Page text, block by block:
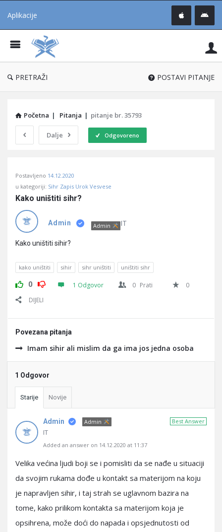
Aplikacije
®
PRETRAŽI POSTAVI PITANJE
Početna | Pitanja | pitanje br. 35793
Dalje Odgovoreno
Učene
Latest
Pitanja
Postavljeno 14.12.2020
u kategoriji: Sihr Zapis Urok Vesvese
Kako uništiti sihr?
Admin Admin IT
Kako uništiti sihir?
kako uništiti sihir sihr uništiti uništiti sihr
0 1 Odgovor 0 Prati
0
DIJELI
Povezana pitanja
Imam sihir ali mislim da ga ima jos jedna osoba
1 Odgovor
Starije Novije
Best Answer
Admin Admin
IT
Added an answer on 14.12.2020 at 11:37
Velika većina ljudi boji se i pomisliti da se nađe u situaciji
da svojim rukama dođe u kontakt sa materijom na koju
je napravljen sihir, i taj strah se uglavnom bazira na
tome, kako prilikom kontakta sa materijom koja je
opsihrena, može doći do napada i opsjednutosti od